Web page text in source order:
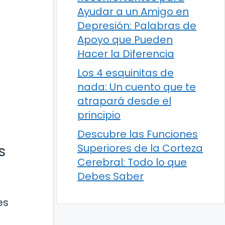
Ayudar a un Amigo en
Depresión: Palabras de
Apoyo que Pueden
Hacer la Diferencia
Los 4 esquinitas de
nada: Un cuento que te
atrapará desde el
principio
Descubre las Funciones
Superiores de la Corteza
Cerebral: Todo lo que
Debes Saber